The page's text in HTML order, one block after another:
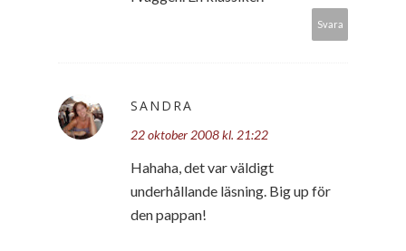
Svara
SANDRA
22 oktober 2008 kl. 21:22
Hahaha, det var väldigt
underhållande läsning. Big up för
den pappan!